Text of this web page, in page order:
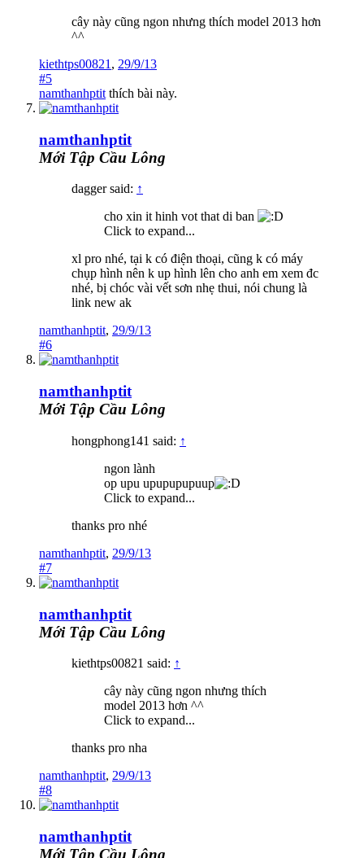
cây này cũng ngon nhưng thích model 2013 hơn
^^
kiethtps00821 , 29/9/13
#5
namthanhptit thích bài này.
namthanhptit
Mới Tập Cầu Lông
dagger said: ↑
cho xin it hinh vot that di ban
Click to expand...
xl pro nhé, tại k có điện thoại, cũng k có máy
chụp hình nên k up hình lên cho anh em xem đc
nhé, bị chóc vài vết sơn nhẹ thui, nói chung là
link new ak
namthanhptit, 29/9/13
#6
namthanhptit
Mới Tập Cầu Lông
hongphong141 said: ↑
ngon lành
op upu upupupupuup
Click to expand...
thanks pro nhé
namthanhptit, 29/9/13
#7
namthanhptit
Mới Tập Cầu Lông
kiethtps00821 said: ↑
cây này cũng ngon nhưng thích
model 2013 hơn ^^
Click to expand...
thanks pro nha
namthanhptit, 29/9/13
#8
namthanhptit
Mới Tập Cầu Lông